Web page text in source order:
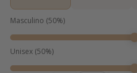
Masculino (50%)
Unisex (50%)